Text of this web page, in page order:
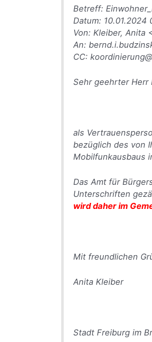
Betreff:
Datum: 10.01.2024
Von: Kleiber, Anita
An:
CC:
Sehr geehrter Herr
als
bezüglich des von
Mobilfunkausbaus
Das Amt für
Unterschriften
wird daher im
Mit freundlichen
Anita Kleiber
Stadt Freiburg im